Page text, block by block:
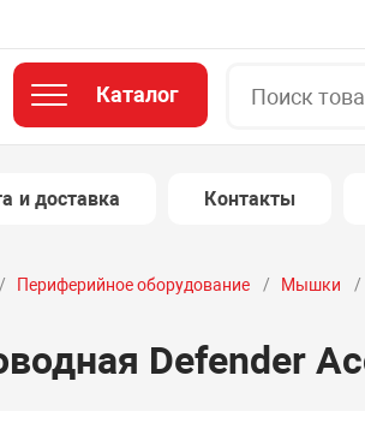
Каталог
и доставка Контакты
Периферийное оборудование Мышки
Defender